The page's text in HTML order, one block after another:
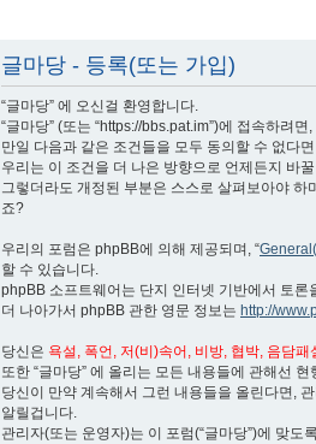
글마당 - 등록(또는 가입)
“글마당” 에 오신걸 환영합니다.
“글마당” (또는 “https://bbs.pat.im”)에 접속하려
만일 다음과 같은 조건들을 모두 동의할 수 없다
우리는 이 조건을 더 나은 방향으로 언제든지 바
그렇더라도 개정된 부분은 스스로 살펴보아야 하
죠?
우리의 포럼은 phpBB에 의해 제공되며, “
할 수 있습니다.
phpBB 소프트웨어는 단지 인터넷 기반에서 토
더 나아가서 phpBB 관한 영문 정보는 http://
당신은 욕설, 폭언, 저(비)속어, 비방, 협박, 음담패
또한 “글마당” 에 올리는 모든 내용들에 관해선
당신이 만약 계속해서 그런 내용들을 올린다면,
알릴겁니다.
관리자(또는 운영자)는 이 포럼(“글마당”)에 맞